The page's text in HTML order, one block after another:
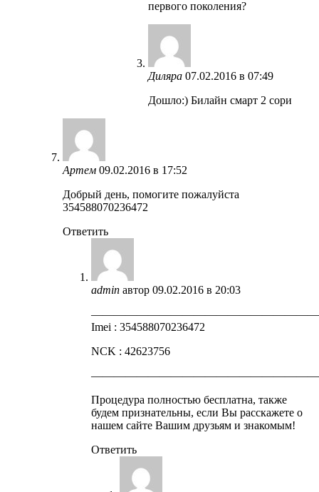
первого поколения?
Диляра 07.02.2016 в 07:49
Дошло:) Билайн смарт 2 сори
Артем 09.02.2016 в 17:52
Добрый день, помогите пожалуйста
354588070236472
Ответить
admin автор 09.02.2016 в 20:03
Imei : 354588070236472
NCK : 42623756
Процедура полностью бесплатна, также
будем признательны, если Вы расскажете о
нашем сайте Вашим друзьям и знакомым!
Ответить